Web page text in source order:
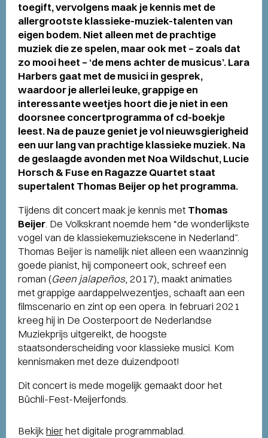
toegift, vervolgens maak je kennis met de
allergrootste klassieke-muziek-talenten van
eigen bodem. Niet alleen met de prachtige
muziek die ze spelen, maar ook met – zoals dat
zo mooi heet – ‘de mens achter de musicus’. Lara
Harbers gaat met de musici in gesprek,
waardoor je allerlei leuke, grappige en
interessante weetjes hoort die je niet in een
doorsnee concertprogramma of cd-boekje
leest. Na de pauze geniet je vol nieuwsgierigheid
een uur lang van prachtige klassieke muziek. Na
de geslaagde avonden met Noa Wildschut, Lucie
Horsch & Fuse en Ragazze Quartet staat
supertalent Thomas Beijer op het programma.
Tijdens dit concert maak je kennis met Thomas
Beijer . De Volkskrant noemde hem “de wonderlijkste
vogel van de klassiekemuziekscene in Nederland”.
Thomas Beijer is namelijk niet alleen een waanzinnig
goede pianist, hij componeert ook, schreef een
roman (Geen jalapeños , 2017), maakt animaties
met grappige aardappelwezentjes, schaaft aan een
filmscenario en zint op een opera. In februari 2021
kreeg hij in De Oosterpoort de Nederlandse
Muziekprijs uitgereikt, de hoogste
staatsonderscheiding voor klassieke musici. Kom
kennismaken met deze duizendpoot!
Dit concert is mede mogelijk gemaakt door het
Büchli-Fest-Meijerfonds.
Bekijkhierhet digitale programmablad.